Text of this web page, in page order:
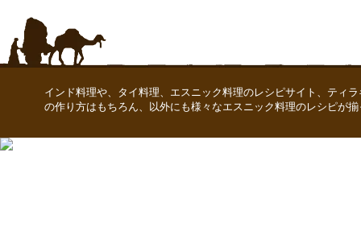
インド料理や、タイ料理、エスニック料理のレシピサイト、ティ
の作り方はもちろん、以外にも様々なエスニック料理のレシピが